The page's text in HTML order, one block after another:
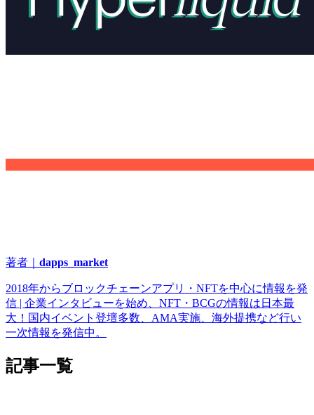
著者｜ dapps_market
2018年からブロックチェーンアプリ・NFTを中心に情報を発
信 | 企業インタビューを始め、NFT・BCGの情報は日本最
大！国内イベント登壇多数、AMA実施、海外提携など行い
一次情報を発信中。
記事一覧